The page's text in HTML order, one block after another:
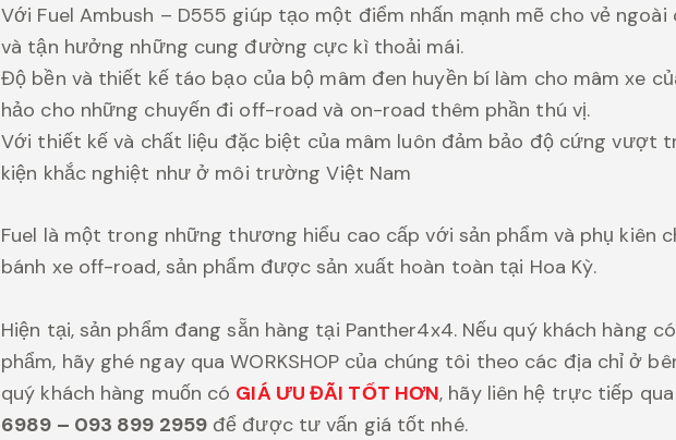
Với Fuel Ambush – D555 giúp tạo một điểm nhấn mạnh mẽ cho vẻ
và tận hưởng những cung đường cực kì thoải mái.
Độ bền và thiết kế táo bạo của bộ mâm đen huyền bí làm cho mâm xe
hảo cho những chuyến đi off-road và on-road thêm phần thú vị.
Với thiết kế và chất liệu đặc biệt của mâm luôn đảm bảo độ cứng vượt
kiện khắc nghiệt như ở môi trường Việt Nam
Fuel là một trong những thương hiểu cao cấp với sản phẩm và phụ kiên
bánh xe off-road, sản phẩm được sản xuất hoàn toàn tại Hoa Kỳ.
Hiện tại, sản phẩm đang sẵn hàng tại Panther4x4. Nếu quý khách hàng
phẩm, hãy ghé ngay qua WORKSHOP của chúng tôi theo các địa chỉ ở
quý khách hàng muốn có GIÁ ƯU ĐÃI TỐT HƠN, hãy liên hệ trực tiếp
6989 – 093 899 2959để được tư vấn giá tốt nhé.